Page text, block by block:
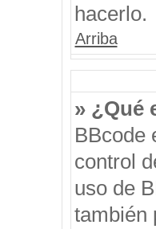
hacerlo.
Arriba
» ¿Qué
BBcode
control
uso de
también